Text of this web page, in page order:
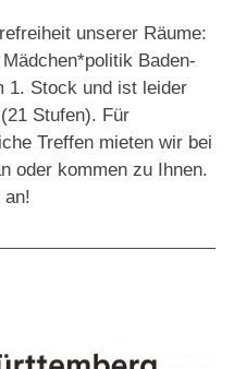
unserer Räume:
Baden-
1. Stock und ist leider
Stufen). Für
Treffen mieten wir bei
oder kommen zu Ihnen.
an!